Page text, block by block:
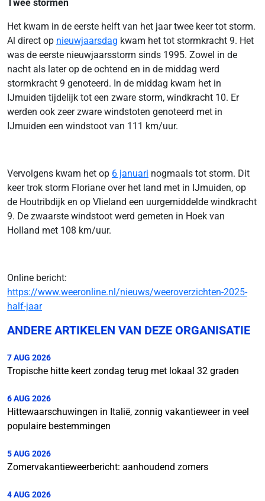
Twee stormen
Het kwam in de eerste helft van het jaar twee keer tot storm.
Al direct op nieuwjaarsdag kwam het tot stormkracht 9. Het
was de eerste nieuwjaarsstorm sinds 1995. Zowel in de
nacht als later op de ochtend en in de middag werd
stormkracht 9 genoteerd. In de middag kwam het in
IJmuiden tijdelijk tot een zware storm, windkracht 10. Er
werden ook zeer zware windstoten genoteerd met in
IJmuiden een windstoot van 111 km/uur.
Vervolgens kwam het op 6 januari nogmaals tot storm. Dit
keer trok storm Floriane over het land met in IJmuiden, op
de Houtribdijk en op Vlieland een uurgemiddelde windkracht
9. De zwaarste windstoot werd gemeten in Hoek van
Holland met 108 km/uur.
Online bericht:
https://www.weeronline.nl/nieuws/weeroverzichten-2025-
half-jaar
ANDERE ARTIKELEN VAN DEZE ORGANISATIE
7 AUG 2026
Tropische hitte keert zondag terug met lokaal 32 graden
6 AUG 2026
Hittewaarschuwingen in Italië, zonnig vakantieweer in veel
populaire bestemmingen
5 AUG 2026
Zomervakantieweerbericht: aanhoudend zomers
4 AUG 2026